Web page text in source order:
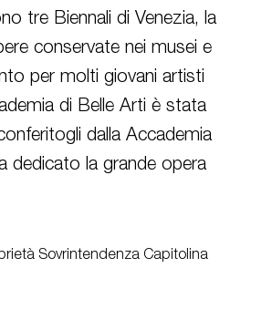
tre Biennali di Venezia, la
conservate nei musei e
per molti giovani artisti
di Belle Arti è stata
dalla Accademia
dedicato la grande opera
Sovrintendenza Capitolina